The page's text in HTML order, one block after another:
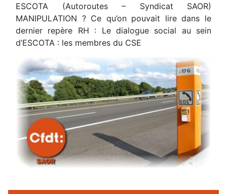
ESCOTA (Autoroutes – Syndicat SAOR)
MANIPULATION ? Ce qu’on pouvait lire dans le
dernier repère RH : Le dialogue social au sein
d’ESCOTA : les membres du CSE